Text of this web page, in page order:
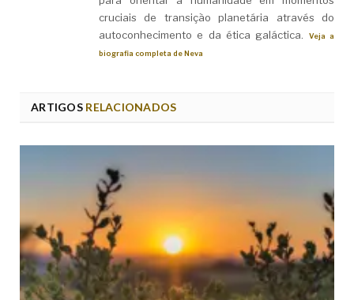
cruciais de transição planetária através do
autoconhecimento e da ética galáctica.
Veja a
biografia completa de Neva
ARTIGOSRELACIONADOS